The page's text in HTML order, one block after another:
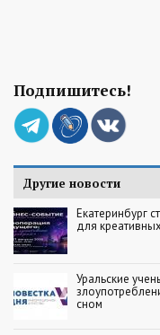
Подпишитесь!
Другие новости
Екатеринбург
для
Уральские
сном